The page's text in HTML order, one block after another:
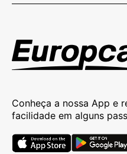
Conheça a nossa App e
facilidade em alguns